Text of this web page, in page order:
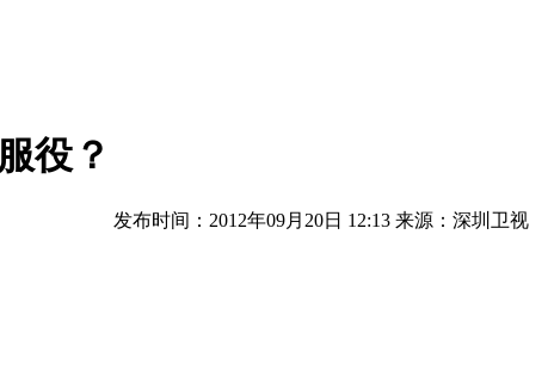
役？
发布时间：2012年09月20日 12:13 来源：深圳卫视